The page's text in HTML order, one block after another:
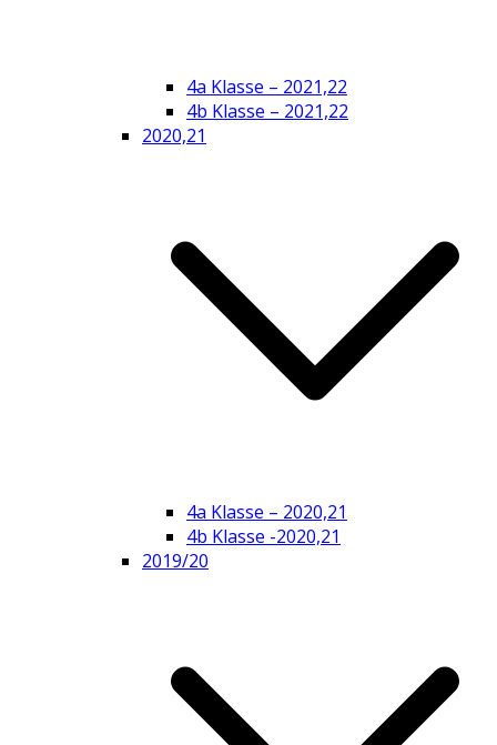
4a Klasse – 2021,22
4b Klasse – 2021,22
2020,21
4a Klasse – 2020,21
4b Klasse -2020,21
2019/20